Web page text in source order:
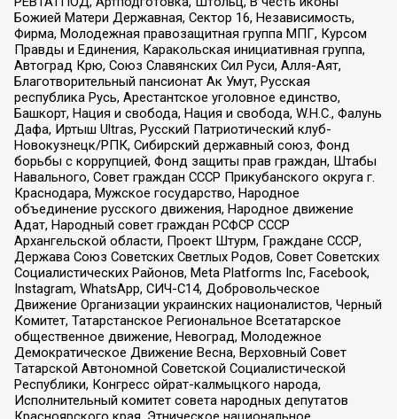
Божией Матери Державная, Сектор 16, Независимость,
Фирма, Молодежная правозащитная группа МПГ, Курсом
Правды и Единения, Каракольская инициативная группа,
Автоград Крю, Союз Славянских Сил Руси, Алля-Аят,
Благотворительный пансионат Ак Умут, Русская
республика Русь, Арестантское уголовное единство,
Башкорт, Нация и свобода, Нация и свобода, W.H.С., Фалунь
Дафа, Иртыш Ultras, Русский Патриотический клуб-
Новокузнецк/РПК, Сибирский державный союз, Фонд
борьбы с коррупцией, Фонд защиты прав граждан, Штабы
Навального, Совет граждан СССР Прикубанского округа г.
Краснодара, Мужское государство, Народное
объединение русского движения, Народное движение
Адат, Народный совет граждан РСФСР СССР
Архангельской области, Проект Штурм, Граждане СССР,
Держава Союз Советских Светлых Родов, Совет Советских
Социалистических Районов, Meta Platforms Inc, Facebook,
Instagram, WhatsApp, СИЧ-С14, Добровольческое
Движение Организации украинских националистов, Черный
Комитет, Татарстанское Региональное Всетатарское
общественное движение, Невоград, Молодежное
Демократическое Движение Весна, Верховный Совет
Татарской Автономной Советской Социалистической
Республики, Конгресс ойрат-калмыцкого народа,
Исполнительный комитет совета народных депутатов